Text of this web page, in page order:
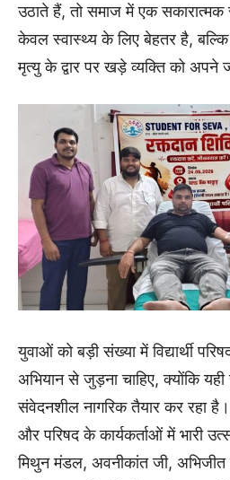
उठाते हैं, तो समाज में एक
केवल स्वास्थ्य के लिए बेहतर है,
मृत्यु के द्वार पर खड़े व्यक्ति को अपने
युवाओं को बड़ी संख्या में विद्यार्थी
अभियान से जुड़ना चाहिए, क्योंकि
संवेदनशील नागरिक तैयार कर रहा
और परिषद के कार्यकर्ताओं में भारी
मिथुन मंडल, अवनीकांत जी,